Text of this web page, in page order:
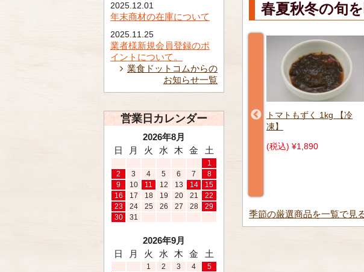
春夏秋冬の旬
くず餅(ぶどう) 20g 20個
トマトもずく 1kg 【冷
凍】
(税込) ¥1,890
鱧骨切天ぷら用25〜35g/S
サイズ 【冷凍】
季節の厳選商品を一覧で見
2025.12.01
年末商材の在庫について
2025.11.25
業者様新規会員登録のポ
イントについて。
業食ドットコムからの
お知らせ一覧
営業日カレンダー
2026年8月
日
月 火 水 木 金 土
1
2
3 4 5 6 7
8
9
10 11 12 13 14
15
16
17 18 19 20 21
22
23
24 25 26 27 28
29
30
31
2026年9月
日
月 火 水 木 金 土
1 2 3 4
5